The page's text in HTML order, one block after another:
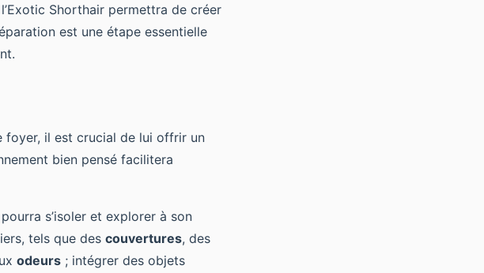
Shorthair permettra de créer
est une étape essentielle
foyer, il est crucial de lui offrir un
bien pensé facilitera
s’isoler et explorer à son
tels que des couvertures, des
odeurs ; intégrer des objets